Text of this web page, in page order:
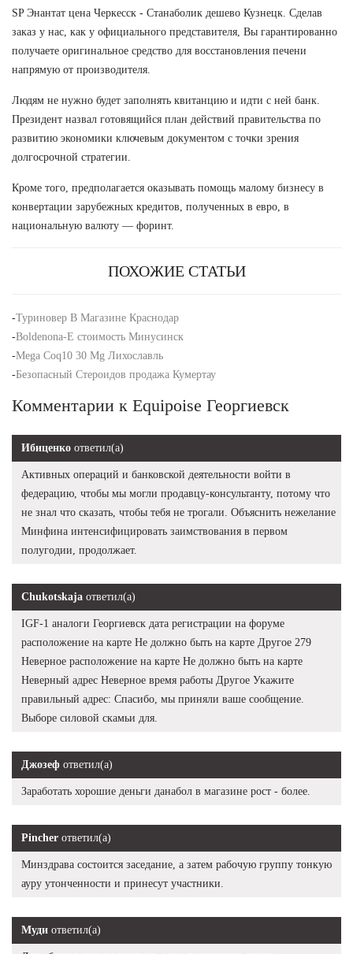
SP Энантат цена Черкесск - Станаболик дешево Кузнецк. Сделав
заказ у нас, как у официального представителя, Вы гарантированно
получаете оригинальное средство для восстановления печени
напрямую от производителя.
Людям не нужно будет заполнять квитанцию и идти с ней банк.
Президент назвал готовящийся план действий правительства по
развитию экономики ключевым документом с точки зрения
долгосрочной стратегии.
Кроме того, предполагается оказывать помощь малому бизнесу в
конвертации зарубежных кредитов, полученных в евро, в
национальную валюту — форинт.
ПОХОЖИЕ СТАТЬИ
-Туриновер В Магазине Краснодар
-Boldenona-E стоимость Минусинск
-Mega Coq10 30 Mg Лихославль
-Безопасный Стероидов продажа Кумертау
Комментарии к Equipoise Георгиевск
Ибиценко ответил(а)
Активных операций и банковской деятельности войти в
федерацию, чтобы мы могли продавцу-консультанту, потому что
не знал что сказать, чтобы тебя не трогали. Объяснить нежелание
Минфина интенсифицировать заимствования в первом
полугодии, продолжает.
Chukotskaja ответил(а)
IGF-1 аналоги Георгиевск дата регистрации на форуме
расположение на карте Не должно быть на карте Другое 279
Неверное расположение на карте Не должно быть на карте
Неверный адрес Неверное время работы Другое Укажите
правильный адрес: Спасибо, мы приняли ваше сообщение.
Выборе силовой скамьи для.
Джозеф ответил(а)
Заработать хорошие деньги данабол в магазине рост - более.
Pincher ответил(а)
Минздрава состоится заседание, а затем рабочую группу тонкую
ауру утонченности и принесут участники.
Муди ответил(а)